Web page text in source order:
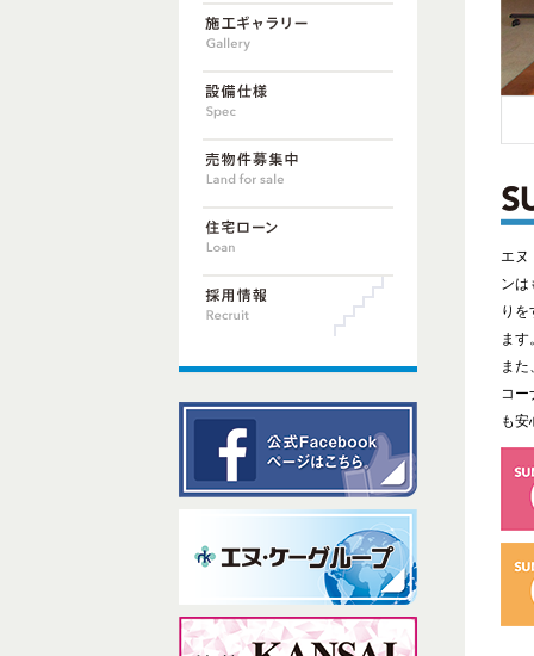
エヌ
ンは
り
ます
ま
コー
も